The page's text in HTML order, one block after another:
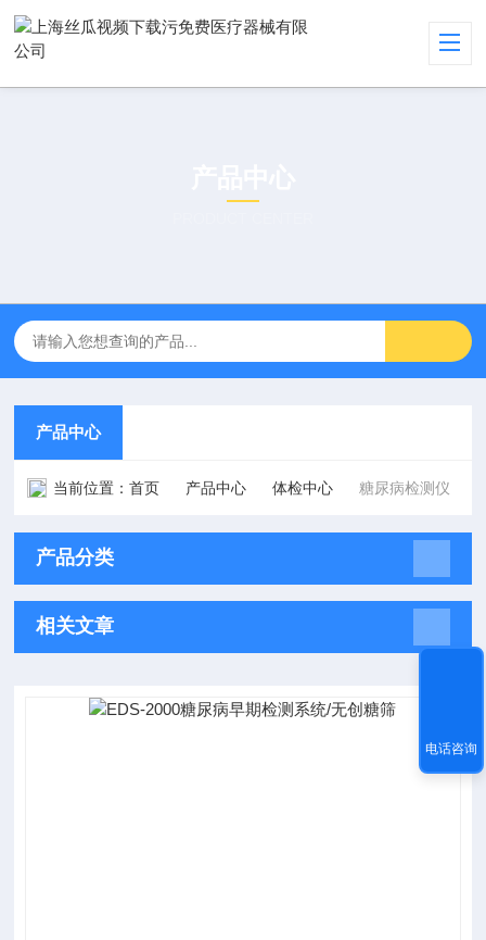
产品中心
当前位置：首页 产品中心 体检中心 糖尿病检测仪
产品分类
相关文章
电话咨询